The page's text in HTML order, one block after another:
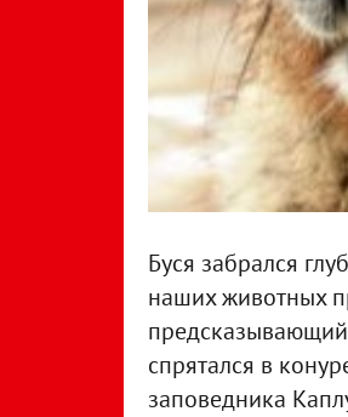
Буся забрался
наших животных
спрятался в
заповедника